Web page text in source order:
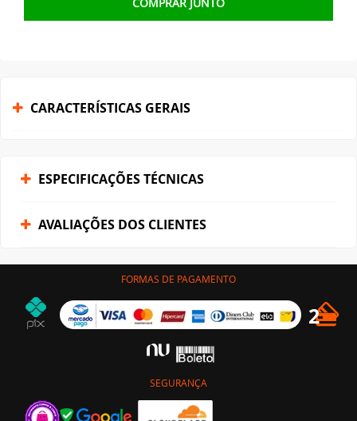
CARACTERÍSTICAS GERAIS
ESPECIFICAÇÕES TÉCNICAS
AVALIAÇÕES DOS CLIENTES
FORMAS DE PAGAMENTO
SEGURANÇA